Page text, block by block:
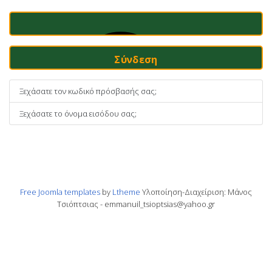
Σύνδεση
Ξεχάσατε τον κωδικό πρόσβασής σας;
Ξεχάσατε το όνομα εισόδου σας;
Free Joomla templates by Ltheme Υλοποίηση-Διαχείριση: Μάνος
Τσιόπτσιας - emmanuil_tsioptsias@yahoo.gr